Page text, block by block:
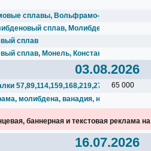
сплавы, Вольфрамо-рениевые
сплав, Молибдено-рениевый
сплав
сплав, Монель, Константан.
03.08.2026
65 000
молибдена, ванадия, ниобия,
баннерная и текстовая реклама
16.07.2026